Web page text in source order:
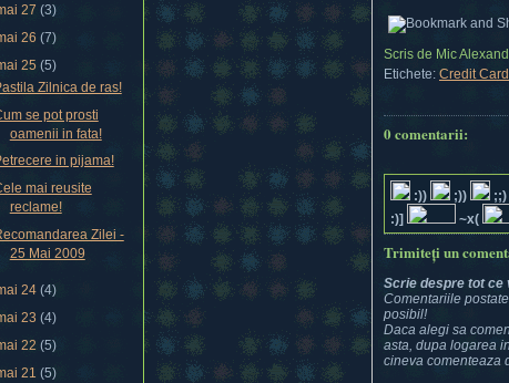
Scris de Mic
Etichete: Credit
0 comentarii:
:)) ;)) ;;)
:)]
~x(
Trimiteți un
Scrie despre tot ce
Comentariile
posibil!
Daca alegi sa
asta, dupa logarea
cineva comenteaza
27(3)
26(7)
25(5)
Zilnica de ras!
se pot prosti
oamenii in fata!
in pijama!
mai reusite
reclame!
Zilei -
25 Mai 2009
24(4)
23(4)
22(5)
21(5)